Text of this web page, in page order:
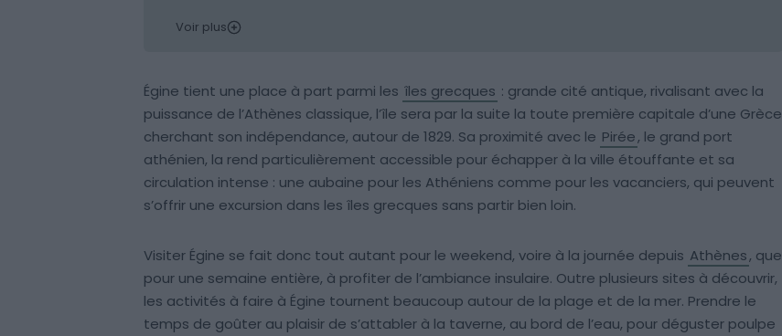
Voir plus
Égine tient une place à part parmi les îles grecques : grande cité antique, rivalisant avec la
puissance de l’Athènes classique, l’île sera par la suite la toute première capitale d’une Grèce
cherchant son indépendance, autour de 1829. Sa proximité avec le Pirée, le grand port
athénien, la rend particulièrement accessible pour échapper à la ville étouffante et sa
circulation intense : une aubaine pour les Athéniens comme pour les vacanciers, qui peuvent
s’offrir une excursion dans les îles grecques sans partir bien loin.
Visiter Égine se fait donc tout autant pour le weekend, voire à la journée depuis Athènes, que
pour une semaine entière, à profiter de l’ambiance insulaire. Outre plusieurs sites à découvrir,
les activités à faire à Égine tournent beaucoup autour de la plage et de la mer. Prendre le
temps de goûter au plaisir de s’attabler à la taverne, au bord de l’eau, pour déguster poulpe